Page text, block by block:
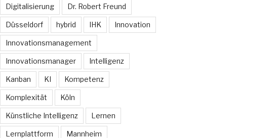
Digitalisierung Dr. Robert Freund
Düsseldorf hybrid IHK Innovation
Innovationsmanagement
Innovationsmanager Intelligenz
Kanban KI Kompetenz
Komplexität Köln
Künstliche Intelligenz Lernen
Lernplattform Mannheim